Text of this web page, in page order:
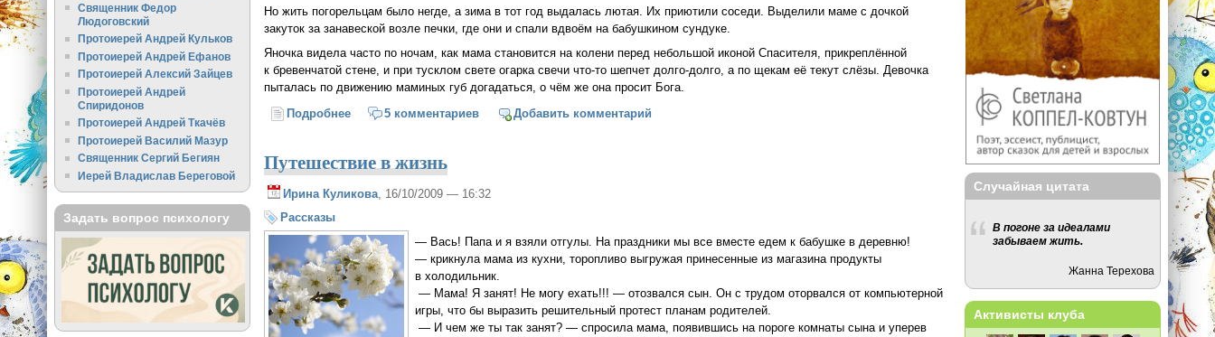
Но жить погорельцам было негде, а зима в тот год выдалась лютая. Их приютили соседи. Выделили маме с дочкой
закуток за занавеской возле печки, где они и спали вдвоём на бабушкином сундуке.
Яночка видела часто по ночам, как мама становится на колени перед небольшой иконой Спасителя, прикреплённой
к бревенчатой стене, и при тусклом свете огарка свечи что-то шепчет долго-долго, а по щекам её текут слёзы. Девочка
пыталась по движению маминых губ догадаться, о чём же она просит Бога.
Подробнеео Бабушкин сундук
5 комментариев Добавить комментарий
Путешествие в жизнь
Ирина Куликова , 16/10/2009 — 16:32
Рассказы
— Вась! Папа и я взяли отгулы. На праздники мы все вместе едем к бабушке в деревню!
— крикнула мама из кухни, торопливо выгружая принесенные из магазина продукты
в холодильник.
— Мама! Я занят! Не могу ехать!!! — отозвался сын. Он с трудом оторвался от компьютерной
игры, что бы выразить решительный протест планам родителей.
— И чем же ты так занят? — спросила мама, появившись на пороге комнаты сына и уперев
Священник Федор
Людоговский
Протоиерей Андрей Кульков
Протоиерей Андрей Ефанов
Протоиерей Алексий Зайцев
Протоиерей Андрей
Спиридонов
Протоиерей Андрей Ткачёв
Протоиерей Василий Мазур
Священник Сергий Бегиян
Иерей Владислав Береговой
Задать вопрос психологу
Случайная цитата
В погоне за идеалами
забываем жить.
Жанна Терехова
Активисты клуба